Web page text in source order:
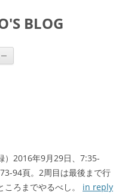
BLOG
）2016年9月29日、7:35-
94頁。2周目は最後まで行
ろまでやるべし。 in reply